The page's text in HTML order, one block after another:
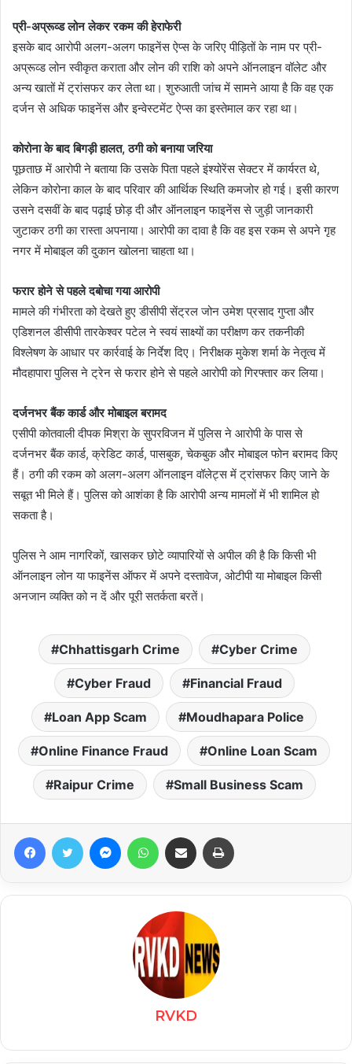
प्री-अप्रूव्ड लोन लेकर रकम की हेराफेरी
इसके बाद आरोपी अलग-अलग फाइनेंस ऐप्स के जरिए पीड़ितों के नाम पर प्री-
अप्रूव्ड लोन स्वीकृत कराता और लोन की राशि को अपने ऑनलाइन वॉलेट और
अन्य खातों में ट्रांसफर कर लेता था। शुरुआती जांच में सामने आया है कि वह एक
दर्जन से अधिक फाइनेंस और इन्वेस्टमेंट ऐप्स का इस्तेमाल कर रहा था।
कोरोना के बाद बिगड़ी हालत, ठगी को बनाया जरिया
पूछताछ में आरोपी ने बताया कि उसके पिता पहले इंश्योरेंस सेक्टर में कार्यरत थे,
लेकिन कोरोना काल के बाद परिवार की आर्थिक स्थिति कमजोर हो गई। इसी कारण
उसने दसवीं के बाद पढ़ाई छोड़ दी और ऑनलाइन फाइनेंस से जुड़ी जानकारी
जुटाकर ठगी का रास्ता अपनाया। आरोपी का दावा है कि वह इस रकम से अपने गृह
नगर में मोबाइल की दुकान खोलना चाहता था।
फरार होने से पहले दबोचा गया आरोपी
मामले की गंभीरता को देखते हुए डीसीपी सेंट्रल जोन उमेश प्रसाद गुप्ता और
एडिशनल डीसीपी तारकेश्वर पटेल ने स्वयं साक्ष्यों का परीक्षण कर तकनीकी
विश्लेषण के आधार पर कार्रवाई के निर्देश दिए। निरीक्षक मुकेश शर्मा के नेतृत्व में
मौदहापारा पुलिस ने ट्रेन से फरार होने से पहले आरोपी को गिरफ्तार कर लिया।
दर्जनभर बैंक कार्ड और मोबाइल बरामद
एसीपी कोतवाली दीपक मिश्रा के सुपरविजन में पुलिस ने आरोपी के पास से
दर्जनभर बैंक कार्ड, क्रेडिट कार्ड, पासबुक, चेकबुक और मोबाइल फोन बरामद किए
हैं। ठगी की रकम को अलग-अलग ऑनलाइन वॉलेट्स में ट्रांसफर किए जाने के
सबूत भी मिले हैं। पुलिस को आशंका है कि आरोपी अन्य मामलों में भी शामिल हो
सकता है।
पुलिस ने आम नागरिकों, खासकर छोटे व्यापारियों से अपील की है कि किसी भी
ऑनलाइन लोन या फाइनेंस ऑफर में अपने दस्तावेज, ओटीपी या मोबाइल किसी
अनजान व्यक्ति को न दें और पूरी सतर्कता बरतें।
Chhattisgarh Crime Cyber Crime
Cyber Fraud Financial Fraud
Loan App Scam Moudhapara Police
Online Finance Fraud Online Loan Scam
Raipur Crime Small Business Scam
FacebookTwitter MessengerWhatsAppShare via Email
RVKD